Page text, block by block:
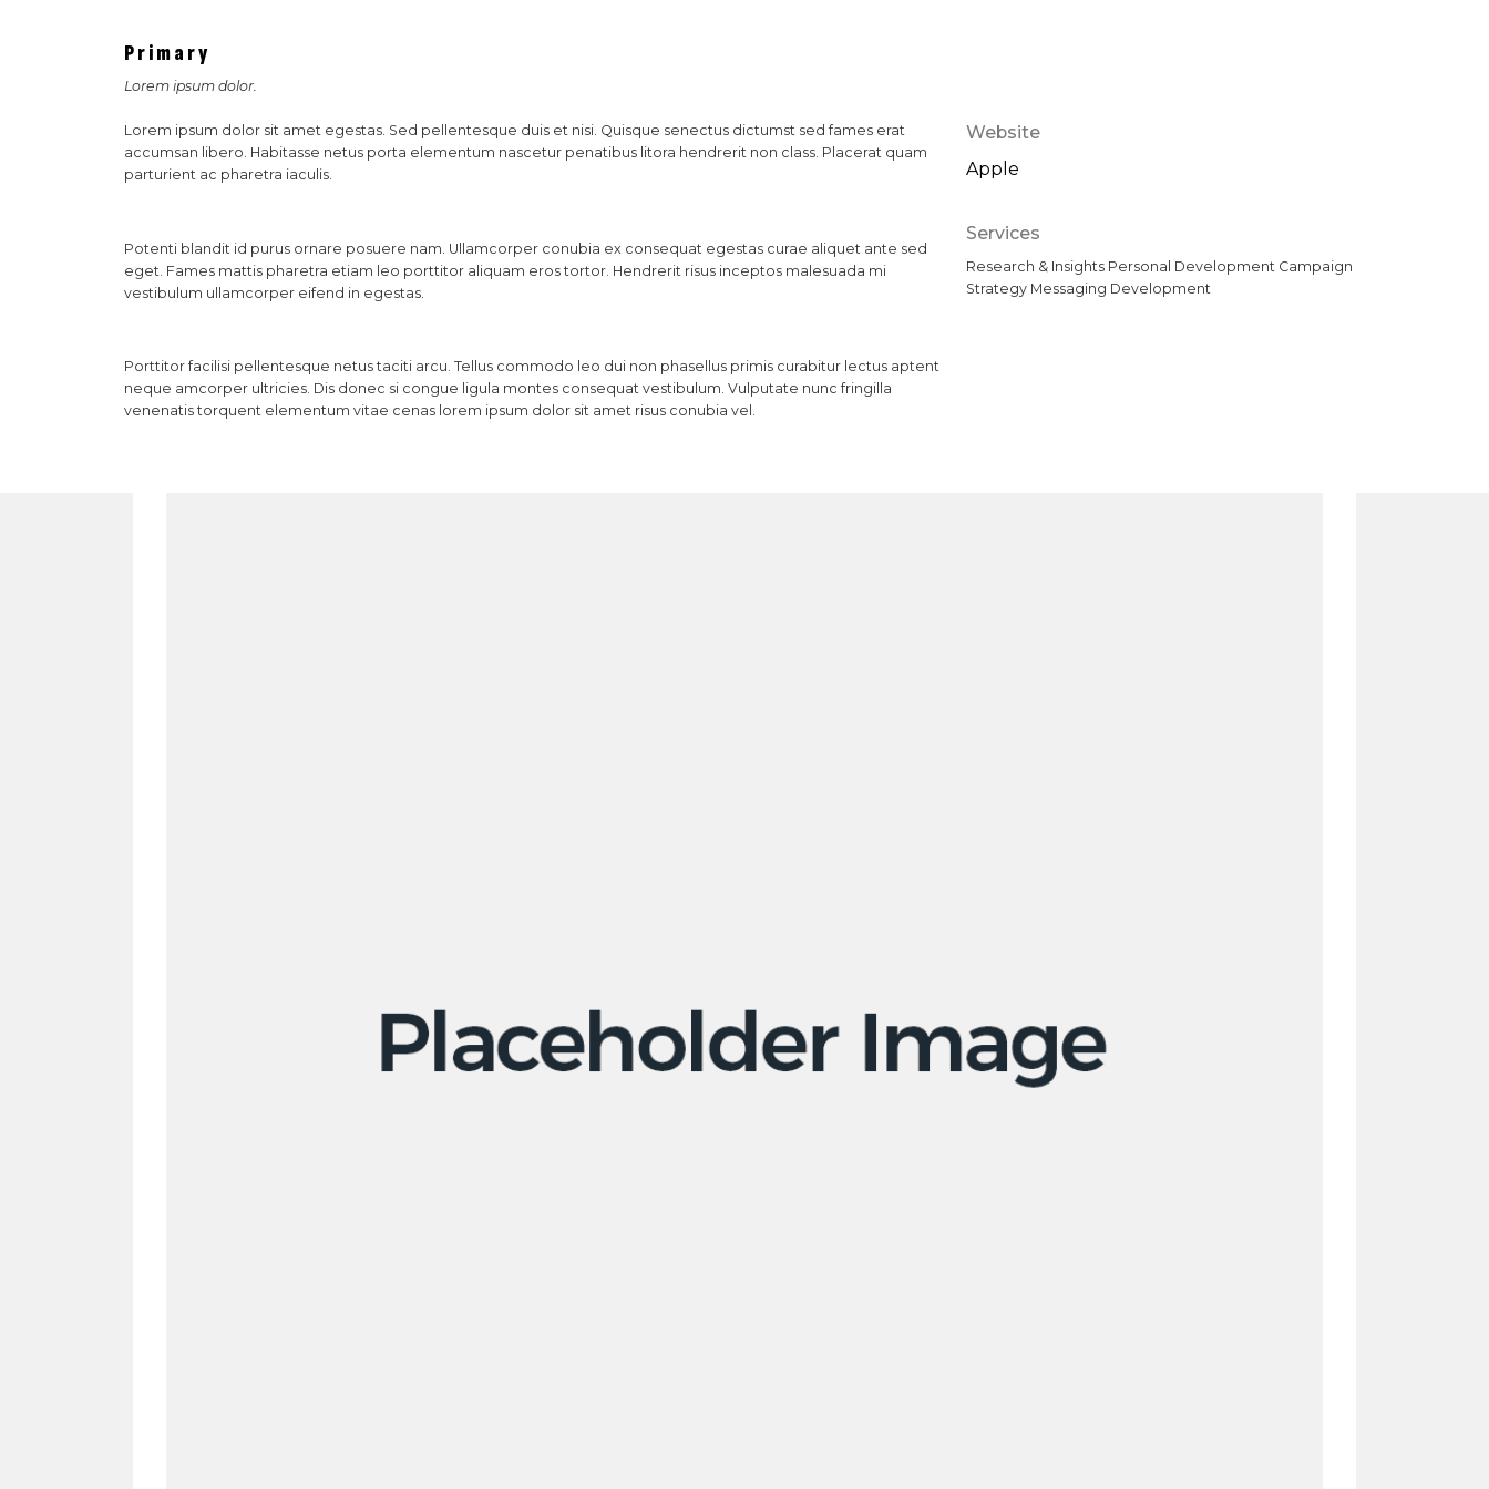
Primary
Lorem ipsum dolor.
Lorem ipsum dolor sit amet egestas. Sed pellentesque duis et nisi. Quisque senectus dictumst sed fames erat
accumsan libero. Habitasse netus porta elementum nascetur penatibus litora hendrerit non class. Placerat quam
parturient ac pharetra iaculis.
Potenti blandit id purus ornare posuere nam. Ullamcorper conubia ex consequat egestas curae aliquet ante sed
eget. Fames mattis pharetra etiam leo porttitor aliquam eros tortor. Hendrerit risus inceptos malesuada mi
vestibulum ullamcorper eifend in egestas.
Porttitor facilisi pellentesque netus taciti arcu. Tellus commodo leo dui non phasellus primis curabitur lectus aptent
neque amcorper ultricies. Dis donec si congue ligula montes consequat vestibulum. Vulputate nunc fringilla
venenatis torquent elementum vitae cenas lorem ipsum dolor sit amet risus conubia vel.
Website
Apple
Services
Research & Insights Personal Development Campaign
Strategy Messaging Development